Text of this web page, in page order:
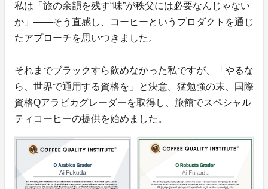
私は「旅の余韻を残す“味”が秩父には必要なんじゃない
か」——そう直感し、コーヒーというプロダクトを通じ
たアプローチを思いつきました。
それまでブラックすら飲めなかった私ですが、「やるな
ら、世界で通用する資格を」と決意。猛勉強の末、国際
資格Qアラビカグレーダーを取得し、旅館でスペシャル
ティコーヒーの提供を始めました。